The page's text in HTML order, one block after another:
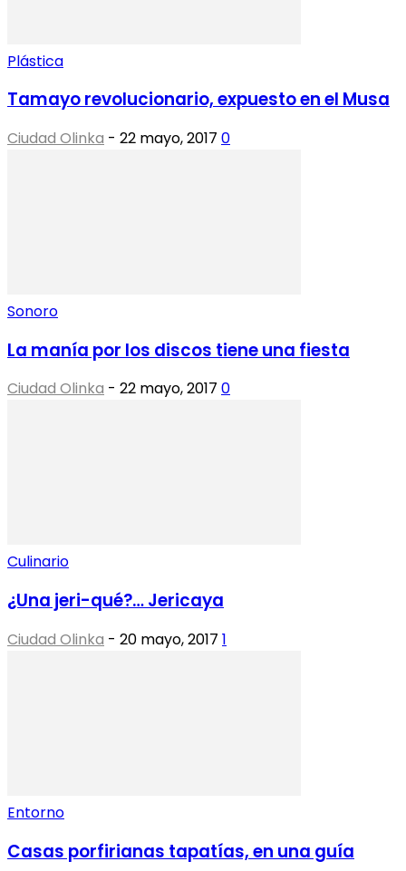
Plástica
Tamayo revolucionario, expuesto en el Musa
Ciudad Olinka - 22 mayo, 2017 0
Sonoro
La manía por los discos tiene una fiesta
Ciudad Olinka - 22 mayo, 2017 0
Culinario
¿Una jeri-qué?… Jericaya
Ciudad Olinka - 20 mayo, 2017 1
Entorno
Casas porfirianas tapatías, en una guía